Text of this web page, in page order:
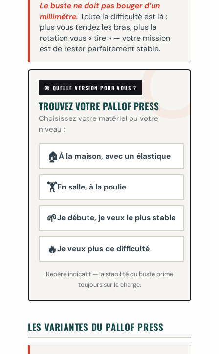
Le buste ne doit pas bouger d’un
millimètre. Toute la difficulté est là :
plus vous tendez les bras, plus la
rotation vous « tire » — votre mission
est de rester parfaitement stable.
🎯 QUELLE VERSION POUR VOUS ?
TROUVEZ VOTRE PALLOF PRESS
Choisissez votre matériel ou votre
niveau :
🏠À la maison, avec un élastique
🏋️En salle, à la poulie
🌱Je débute, je veux le plus stable
🔥Je veux plus de difficulté
Repère indicatif — la stabilité du buste prime
toujours sur la charge.
LES VARIANTES DU PALLOF PRESS